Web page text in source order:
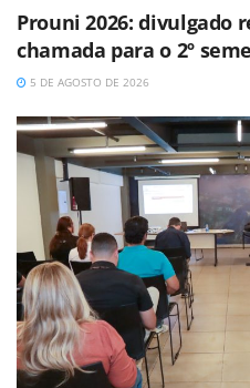
Prouni 2026: divulgado
chamada para o 2º
5 DE AGOSTO DE 2026